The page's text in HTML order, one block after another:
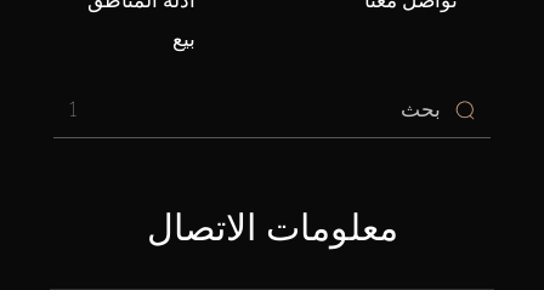
بيع
1
معلومات الاتصال